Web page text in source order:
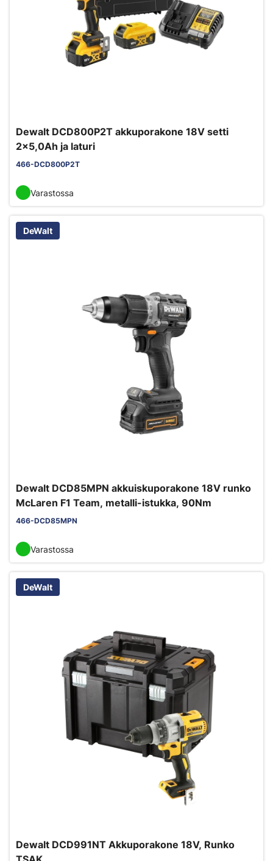
Dewalt DCD800P2T akkuporakone 18V setti
2x5,0Ah ja laturi
466-DCD800P2T
Varastossa
DeWalt
Dewalt DCD85MPN akkuiskuporakone 18V runko
McLaren F1 Team, metalli-istukka, 90Nm
466-DCD85MPN
Varastossa
DeWalt
Dewalt DCD991NT Akkuporakone 18V, Runko